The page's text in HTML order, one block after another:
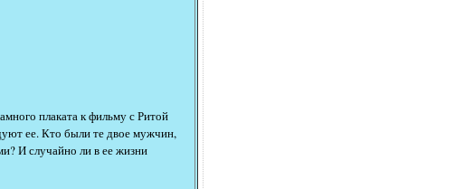
плаката к фильму с Ритой
ее. Кто были те двое мужчин,
И случайно ли в ее жизни